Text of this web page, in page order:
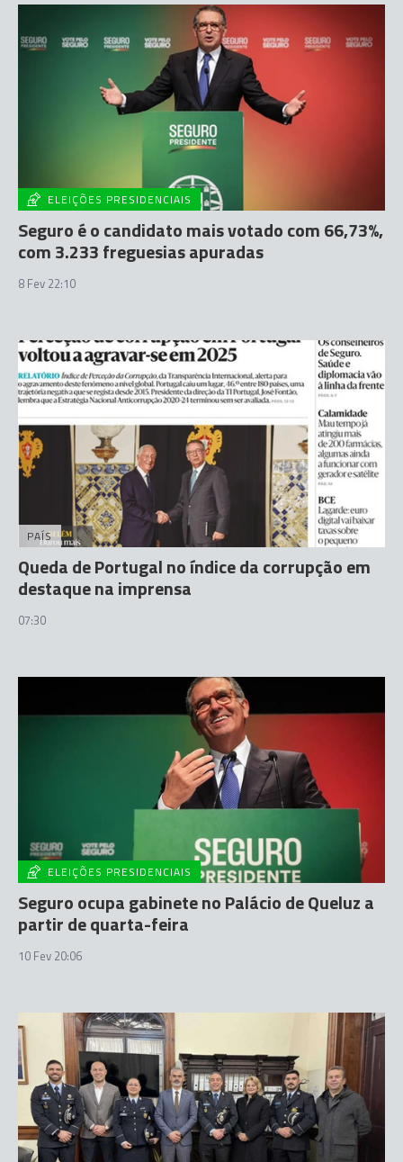
ELEIÇÕES PRESIDENCIAIS
Seguro é o candidato mais votado com 66,73%,
com 3.233 freguesias apuradas
8 Fev 22:10
PAÍS
Queda de Portugal no índice da corrupção em
destaque na imprensa
07:30
ELEIÇÕES PRESIDENCIAIS
Seguro ocupa gabinete no Palácio de Queluz a
partir de quarta-feira
10 Fev 20:06